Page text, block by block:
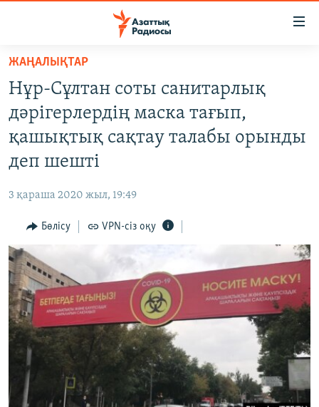
Skip
main
content
to
main
Skip
Search
САЯСАТ
AZATTYQTV
ҚАҢТАР ОҚИҒАСЫ
ӘЛЕУМЕТ
ӘЛЕМ
АРНАЙЫ ЖОБАЛАР
Русский
ЖАЗЫЛЫҢЫЗ
Басқа тілдерде
ЖАҢАЛЫҚТАР
Нұр-Cұлтан соты санитарлық
дәрігерлердің маска тағып,
қашықтық сақтау талабы орынды
деп шешті
3 қараша 2020 жыл, 19:49
Бөлісу VPN-сіз оқу